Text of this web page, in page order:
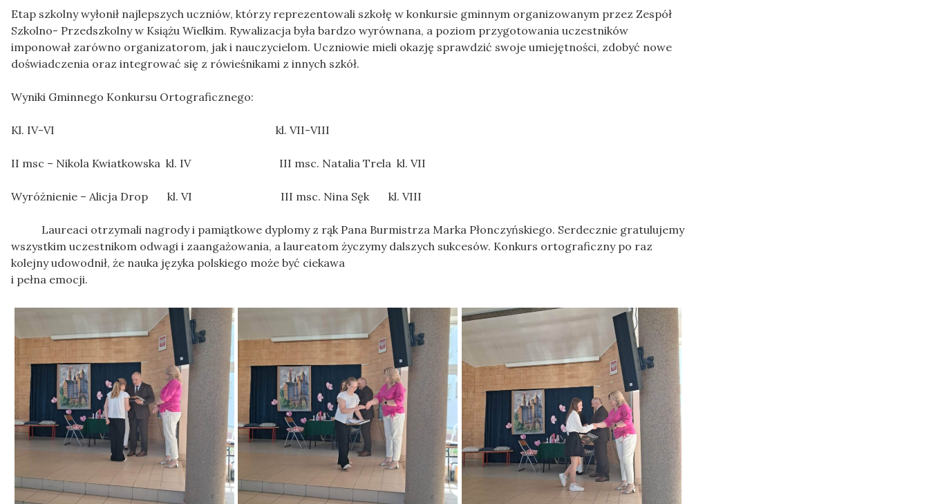
Etap szkolny wyłonił najlepszych uczniów, którzy reprezentowali szkołę w konkursie gminnym organizowanym przez Zespół
Szkolno- Przedszkolny w Książu Wielkim. Rywalizacja była bardzo wyrównana, a poziom przygotowania uczestników
imponował zarówno organizatorom, jak i nauczycielom. Uczniowie mieli okazję sprawdzić swoje umiejętności, zdobyć nowe
doświadczenia oraz integrować się z rówieśnikami z innych szkół.
Wyniki Gminnego Konkursu Ortograficznego:
Kl. IV-VI kl. VII-VIII
II msc – Nikola Kwiatkowska kl. IV III msc. Natalia Trela kl. VII
Wyróżnienie – Alicja Drop kl. VI III msc. Nina Sęk kl. VIII
Laureaci otrzymali nagrody i pamiątkowe dyplomy z rąk Pana Burmistrza Marka Płonczyńskiego. Serdecznie gratulujemy
wszystkim uczestnikom odwagi i zaangażowania, a laureatom życzymy dalszych sukcesów. Konkurs ortograficzny po raz
kolejny udowodnił, że nauka języka polskiego może być ciekawa
i pełna emocji.